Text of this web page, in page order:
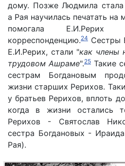
дому. Позже Людмила стала
а Рая научилась печатать
помогала Е.И.Рерих
корреспонденцию.24 Сестры
Е.И.Рерих, стали "как члены
трудовом Ашраме".25 Такие
сестрам Богдановым
жизни старших Рерихов.
у братьев Рерихов, вплоть
когда в жизни остались
Рерихов - Святослав
сестра Богдановых -
Рая).